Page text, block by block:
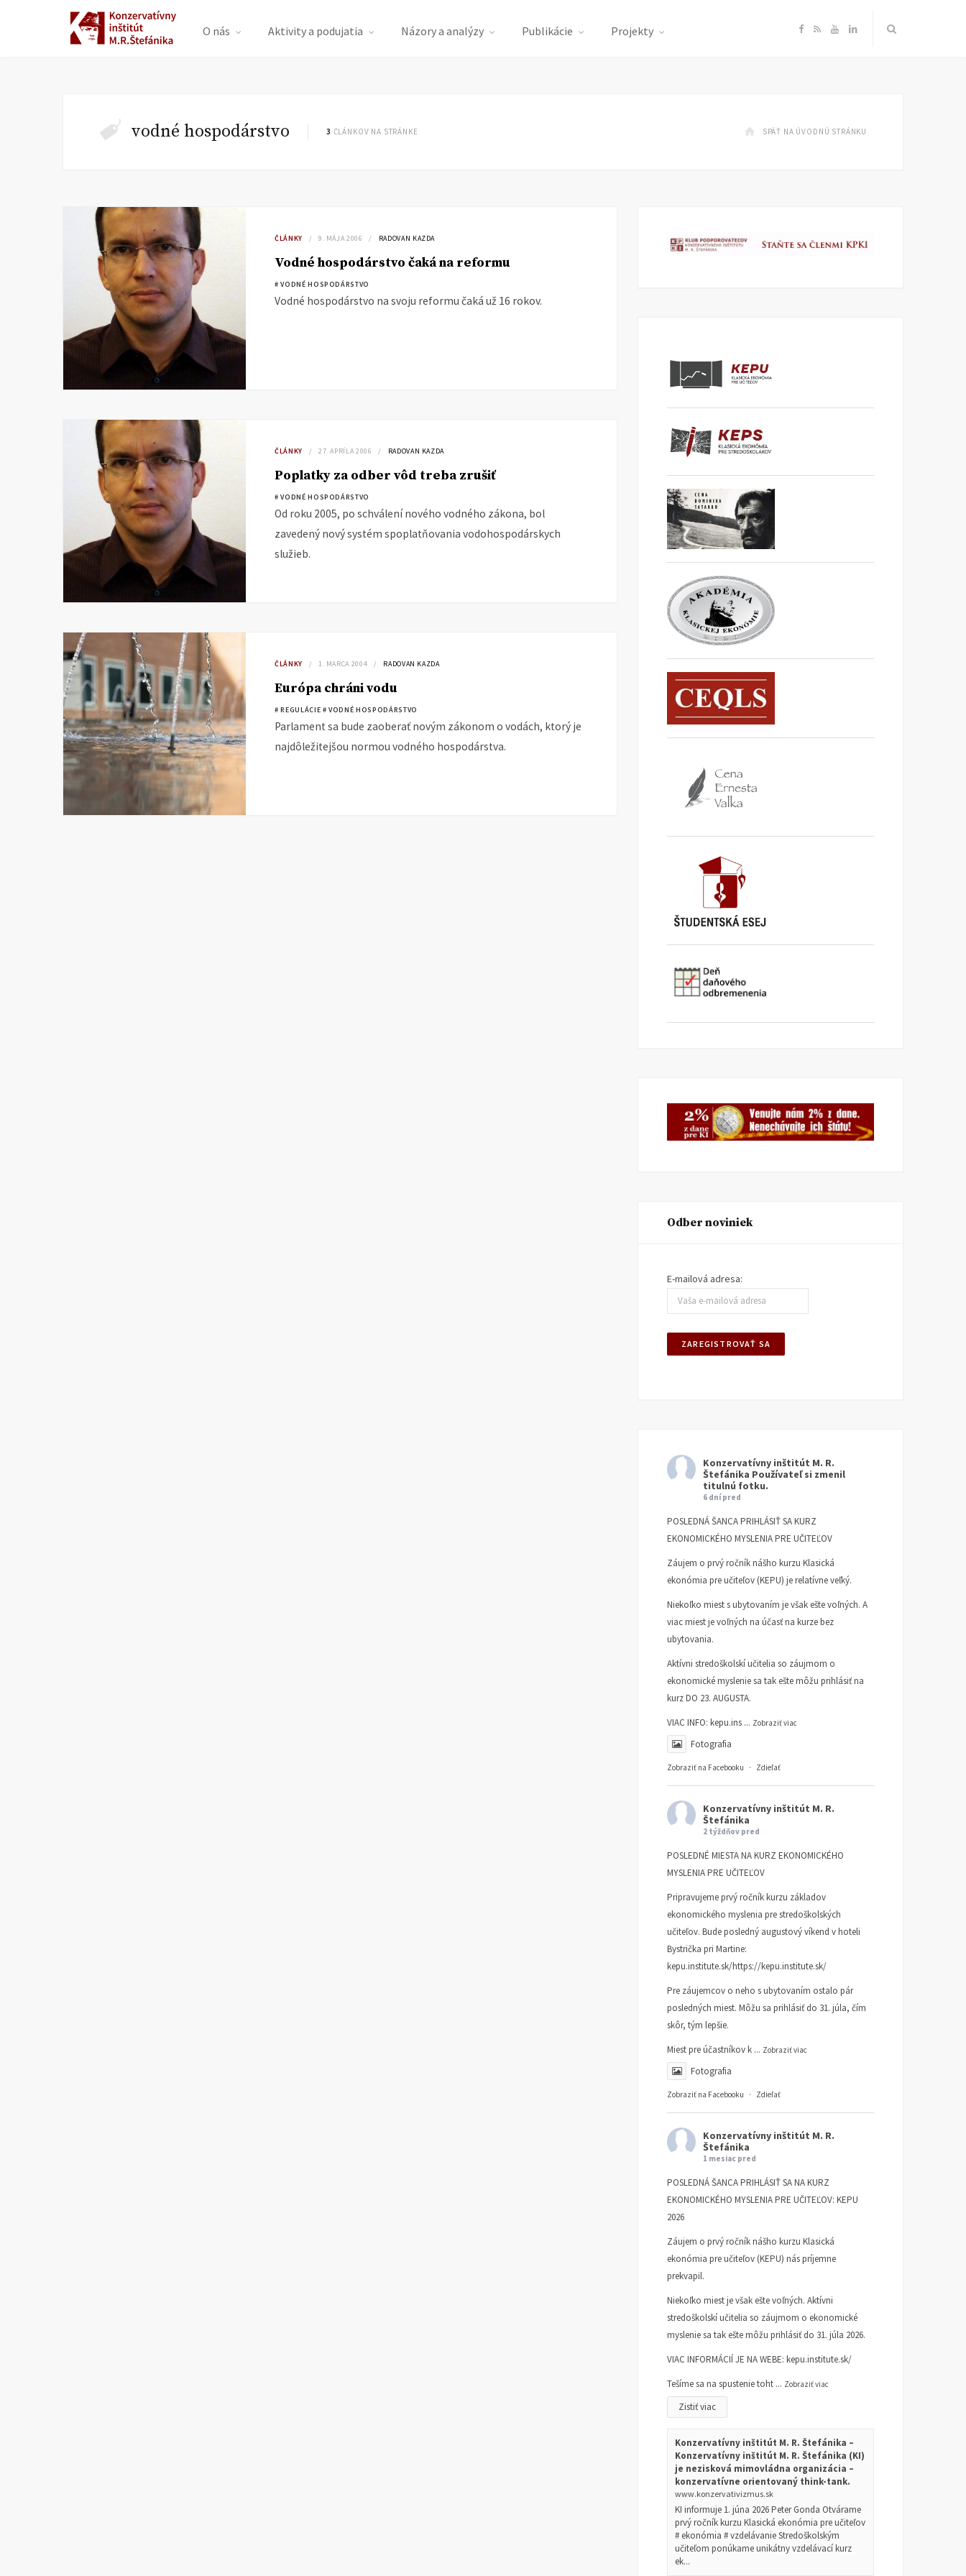
O nás Aktivity a podujatia Názory a analýzy Publikácie Projekty F
e
o
R Y
T
e
L
k
I
vodné hospodárstvo 3 ČLÁNKOV NA STRÁNKE SPÄŤ NA ÚVODNÚ STRÁNKU
ČLÁNKY 9. MÁJA 2006 RADOVAN KAZDA
Vodné hospodárstvo čaká na reformu
# VODNÉ HOSPODÁRSTVO
Vodné hospodárstvo na svoju reformu čaká už 16 rokov.
ČLÁNKY 27. APRÍLA 2006 RADOVAN KAZDA
Poplatky za odber vôd treba zrušiť
# VODNÉ HOSPODÁRSTVO
Od roku 2005, po schválení nového vodného zákona, bol
zavedený nový systém spoplatňovania vodohospodárskych
služieb.
ČLÁNKY 1. MARCA 2004 RADOVAN KAZDA
Európa chráni vodu
# REGULÁCIE # VODNÉ HOSPODÁRSTVO
Parlament sa bude zaoberať novým zákonom o vodách, ktorý je
najdôležitejšou normou vodného hospodárstva.
Odber noviniek
E-mailová adresa:
Konzervatívny inštitút M. R.
Štefánika Používateľ si zmenil
titulnú fotku.
6 dní pred
POSLEDNÁ ŠANCA PRIHLÁSIŤ SA KURZ
EKONOMICKÉHO MYSLENIA PRE UČITEĽOV
Záujem o prvý ročník nášho kurzu Klasická
ekonómia pre učiteľov (KEPU) je relatívne veľký.
Niekoľko miest s ubytovaním je však ešte voľných. A
viac miest je voľných na účasť na kurze bez
ubytovania.
Aktívni stredoškolskí učitelia so záujmom o
ekonomické myslenie sa tak ešte môžu prihlásiť na
kurz DO 23. AUGUSTA.
VIAC INFO: kepu.ins ... Zobraziť viac
Fotografia
Zobraziť na Facebooku · Zdieľať
Konzervatívny inštitút M. R.
Štefánika
2 týždňov pred
POSLEDNÉ MIESTA NA KURZ EKONOMICKÉHO
MYSLENIA PRE UČITEĽOV
Pripravujeme prvý ročník kurzu základov
ekonomického myslenia pre stredoškolských
učiteľov. Bude posledný augustový víkend v hoteli
Bystrička pri Martine:
kepu.institute.sk/https://kepu.institute.sk/
Pre záujemcov o neho s ubytovaním ostalo pár
posledných miest. Môžu sa prihlásiť do 31. júla, čím
skôr, tým lepšie.
Miest pre účastníkov k ... Zobraziť viac
Fotografia
Zobraziť na Facebooku · Zdieľať
Konzervatívny inštitút M. R.
Štefánika
1 mesiac pred
POSLEDNÁ ŠANCA PRIHLÁSIŤ SA NA KURZ
EKONOMICKÉHO MYSLENIA PRE UČITEĽOV: KEPU
2026
Záujem o prvý ročník nášho kurzu Klasická
ekonómia pre učiteľov (KEPU) nás príjemne
prekvapil.
Niekoľko miest je však ešte voľných. Aktívni
stredoškolskí učitelia so záujmom o ekonomické
myslenie sa tak ešte môžu prihlásiť do 31. júla 2026.
VIAC INFORMÁCIÍ JE NA WEBE: kepu.institute.sk/
Tešíme sa na spustenie toht ... Zobraziť viac
Zistiť viac
Konzervatívny inštitút M. R. Štefánika –
Konzervatívny inštitút M. R. Štefánika (KI)
je nezisková mimovládna organizácia –
konzervatívne orientovaný think-tank.
www.konzervativizmus.sk
KI informuje 1. júna 2026 Peter Gonda Otvárame
prvý ročník kurzu Klasická ekonómia pre učiteľov
# ekonómia # vzdelávanie Stredoškolským
učiteľom ponúkame unikátny vzdelávací kurz
ek...